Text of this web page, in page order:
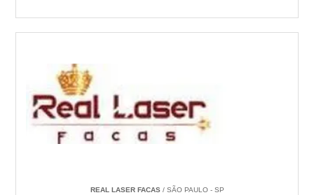
REAL LASER FACAS/ SÃO PAULO - SP